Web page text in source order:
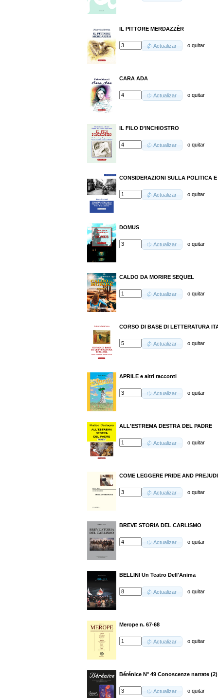
IL PITTORE MERDAZZÈR
Actualizar oquitar
CARA ADA
Actualizar oquitar
IL FILO D'INCHIOSTRO
Actualizar oquitar
CONSIDERAZIONI SULLA POLITICA
Actualizar oquitar
DOMUS
Actualizar oquitar
CALDO DA MORIRE SEQUEL
Actualizar oquitar
CORSO DI BASE DI LETTERATURA
Actualizar oquitar
APRILE e altri racconti
Actualizar oquitar
ALL'ESTREMA DESTRA DEL PADRE
Actualizar oquitar
COME LEGGERE PRIDE AND
Actualizar oquitar
BREVE STORIA DEL CARLISMO
Actualizar oquitar
BELLINI Un Teatro Dell'Anima
Actualizar oquitar
Merope n. 67-68
Actualizar oquitar
Bérénice N° 49 Conoscenze narrate (2)
Actualizar oquitar